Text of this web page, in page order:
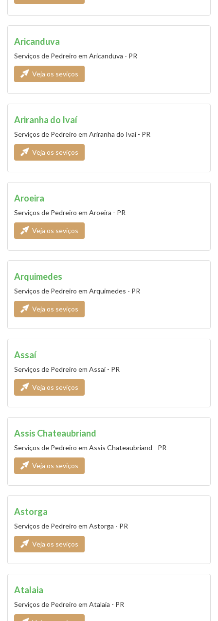
Aricanduva
Serviços de Pedreiro em Aricanduva - PR
Veja os seviços
Ariranha do Ivaí
Serviços de Pedreiro em Ariranha do Ivaí - PR
Veja os seviços
Aroeira
Serviços de Pedreiro em Aroeira - PR
Veja os seviços
Arquimedes
Serviços de Pedreiro em Arquimedes - PR
Veja os seviços
Assaí
Serviços de Pedreiro em Assaí - PR
Veja os seviços
Assis Chateaubriand
Serviços de Pedreiro em Assis Chateaubriand - PR
Veja os seviços
Astorga
Serviços de Pedreiro em Astorga - PR
Veja os seviços
Atalaia
Serviços de Pedreiro em Atalaia - PR